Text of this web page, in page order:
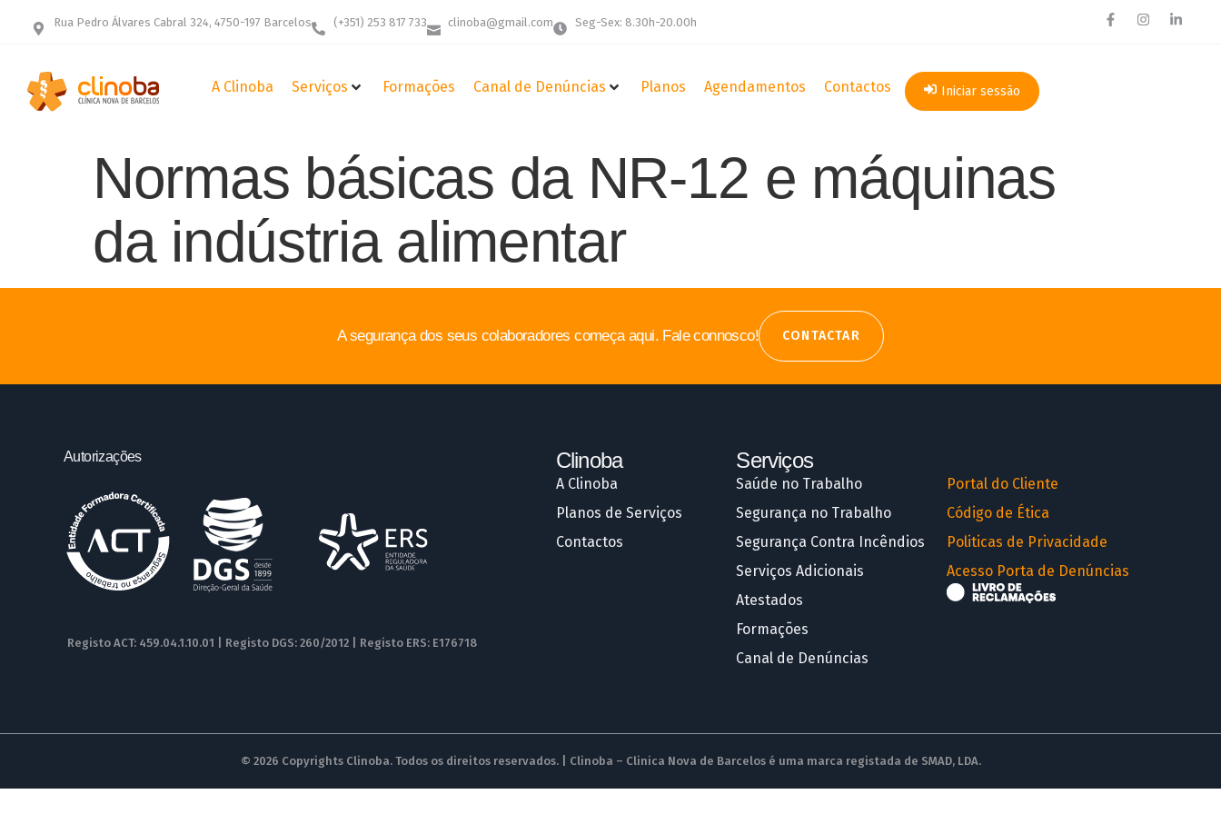
Rua Pedro Álvares Cabral 324, 4750-197 Barcelos (+351) 253 817 733 clinoba@gmail.com Seg-Sex: 8.30h-20.00h
Iniciar sessão
A Clinoba Serviços Formações Canal de Denúncias Planos Agendamentos Contactos
Normas básicas da NR-12 e máquinas
da indústria alimentar
A segurança dos seus colaboradores começa aqui. Fale connosco! CONTACTAR
Autorizações
Registo ACT: 459.04.1.10.01 | Registo DGS: 260/2012 | Registo ERS: E176718
Clinoba
A Clinoba
Planos de Serviços
Contactos
Serviços
Saúde no Trabalho
Segurança no Trabalho
Segurança Contra Incêndios
Serviços Adicionais
Atestados
Formações
Canal de Denúncias
Portal do Cliente
Código de Ética
Politicas de Privacidade
Acesso Porta de Denúncias
© 2026 Copyrights Clinoba. Todos os direitos reservados. | Clinoba – Clinica Nova de Barcelos é uma marca registada de SMAD, LDA.